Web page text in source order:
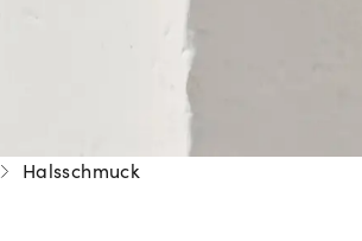
Halsschmuck